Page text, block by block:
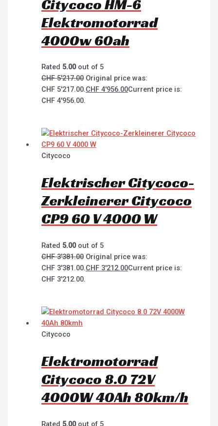
Citycoco HM-6
Elektromotorrad
4000w 60ah
Rated 5.00out of 5
CHF5'217.00 Original price was:
CHF 5'217.00.CHF 4'956.00Current price is:
CHF 4'956.00.
Citycoco
Elektrischer Citycoco-
Zerkleinerer Citycoco
CP9 60 V 4000 W
Rated 5.00out of 5
CHF3'381.00 Original price was:
CHF 3'381.00.CHF 3'212.00Current price is:
CHF 3'212.00.
Citycoco
Elektromotorrad
Citycoco 8.0 72V
4000W 40Ah 80km/h
Rated 5.00out of 5